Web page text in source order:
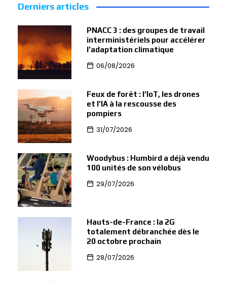
Derniers articles
PNACC 3 : des groupes de travail
interministériels pour accélérer
l’adaptation climatique
06/08/2026
Feux de forêt : l’IoT, les drones
et l’IA à la rescousse des
pompiers
31/07/2026
Woodybus : Humbird a déjà vendu
100 unités de son vélobus
29/07/2026
Hauts-de-France : la 2G
totalement débranchée dès le
20 octobre prochain
28/07/2026